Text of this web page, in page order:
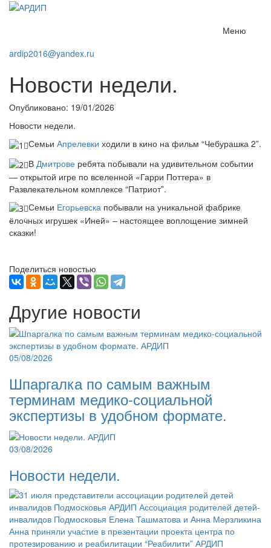
Меню
ardip2016@yandex.ru
Новости недели.
Опубликовано: 19/01/2026
Новости недели.
Семьи Апрелевки ходили в кино на фильм “Чебурашка 2”.
В Дмитрове ребята побывали на удивительном событии
— открытой игре по вселенной «Гарри Поттера» в
Развлекательном комплексе “Патриот”.
Семьи Егорьевска побывали на уникальной фабрике
ёлочных игрушек «Иней» – настоящее воплощение зимней
сказки!
Поделиться новостью
Другие новости
05/08/2026
Шпаргалка по самым важным
терминам медико-социальной
экспертизы в удобном формате.
03/08/2026
Новости недели.